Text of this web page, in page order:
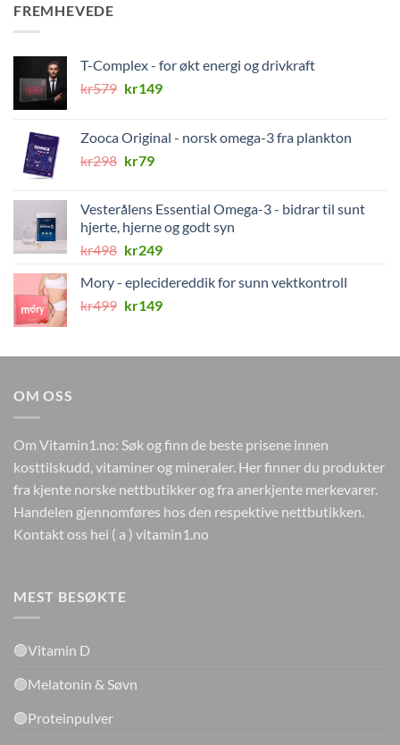
FREMHEVEDE
T-Complex - for økt energi og drivkraft
kr579 Opprinnelig
kr579.
kr149Nåværende
kr149.
Zooca Original - norsk omega-3 fra plankton
kr298 Opprinnelig
kr298.
kr79Nåværende
kr79.
Vesterålens Essential Omega-3 - bidrar til sunt
hjerte, hjerne og godt syn
kr498 Opprinnelig
var:
kr498.
kr249Nåværende
er:
kr249.
Mory - eplecidereddik for sunn vektkontroll
kr499 Opprinnelig
kr499.
kr149Nåværende
kr149.
OM OSS
Om Vitamin1.no: Søk og finn de beste prisene innen
kosttilskudd, vitaminer og mineraler. Her finner du produkter
fra kjente norske nettbutikker og fra anerkjente merkevarer.
Handelen gjennomføres hos den respektive nettbutikken.
Kontakt oss hei ( a ) vitamin1.no
MEST BESØKTE
🟢Vitamin D
🟢Melatonin & Søvn
🟢Proteinpulver